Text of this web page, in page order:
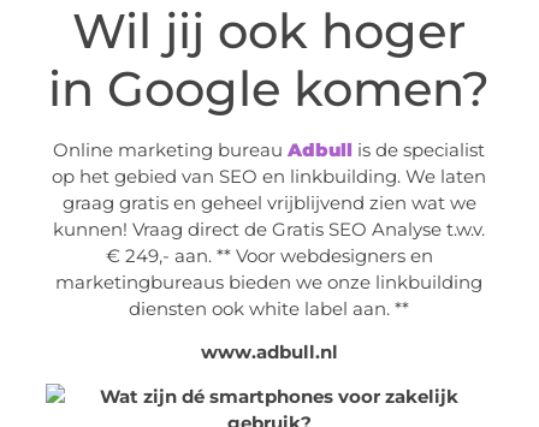
Wil jij ook hoger
in Google komen?
Online marketing bureauAdbull is de specialist
op het gebied van SEO en linkbuilding. We laten
graag gratis en geheel vrijblijvend zien wat we
kunnen! Vraag direct de Gratis SEO Analyse t.w.v.
€ 249,- aan. ** Voor webdesigners en
marketingbureaus bieden we onze linkbuilding
diensten ook white label aan. **
www.adbull.nl